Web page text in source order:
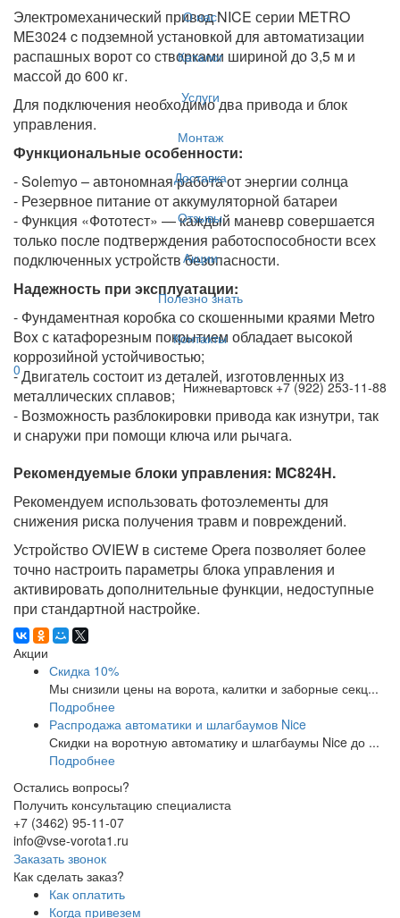
О нас
Каталог
Услуги
Монтаж
Доставка
Отзывы
Акции
Полезно знать
Контакты
0
Нижневартовск+7 (922) 253-11-88
Электромеханический привод NICE серии METRO
ME3024 c подземной установкой для автоматизации
распашных ворот со створками шириной до 3,5 м и
массой до 600 кг.
Для подключения необходимо два привода и блок
управления.
Функциональные особенности:
- Solemyo – автономная работа от энергии солнца
- Резервное питание от аккумуляторной батареи
- Функция «Фототест» — каждый маневр совершается
только после подтверждения работоспособности всех
подключенных устройств безопасности.
Надежность при эксплуатации:
- Фундаментная коробка со скошенными краями Metro
Box с катафорезным покрытием обладает высокой
коррозийной устойчивостью;
- Двигатель состоит из деталей, изготовленных из
металлических сплавов;
- Возможность разблокировки привода как изнутри, так
и снаружи при помощи ключа или рычага.
Рекомендуемые блоки управления: MC824H.
Рекомендуем использовать фотоэлементы для
снижения риска получения травм и повреждений.
Устройство OVIEW в системе Opera позволяет более
точно настроить параметры блока управления и
активировать дополнительные функции, недоступные
при стандартной настройке.
Акции
Скидка 10%
Мы снизили цены на ворота, калитки и заборные секц...
Подробнее
Распродажа автоматики и шлагбаумов Nice
Скидки на воротную автоматику и шлагбаумы Nice до ...
Подробнее
Остались вопросы?
Получить консультацию специалиста
+7 (3462) 95-11-07
info@vse-vorota1.ru
Заказать звонок
Как сделать заказ?
Как оплатить
Когда привезем